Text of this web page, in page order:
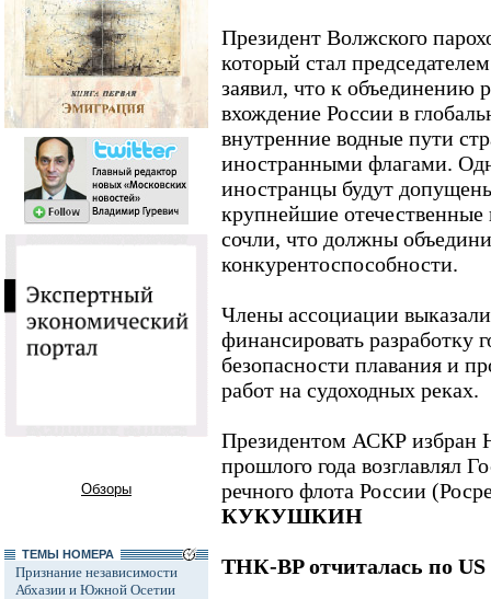
Обзоры
ТЕМЫ НОМЕРА
Признание независимости
Абхазии и Южной Осетии
Президент Волжского
который стал
заявил, что к объединению
вхождение России в
внутренние водные пути
иностранными флагами.
иностранцы будут
крупнейшие отечественные
сочли, что должны
конкурентоспособности.
Члены ассоциации
финансировать разработку
безопасности плавания и
работ на судоходных реках.
Президентом АСКР избран
прошлого года возглавлял
речного флота России
КУКУШКИН
ТНК-BP отчиталась по